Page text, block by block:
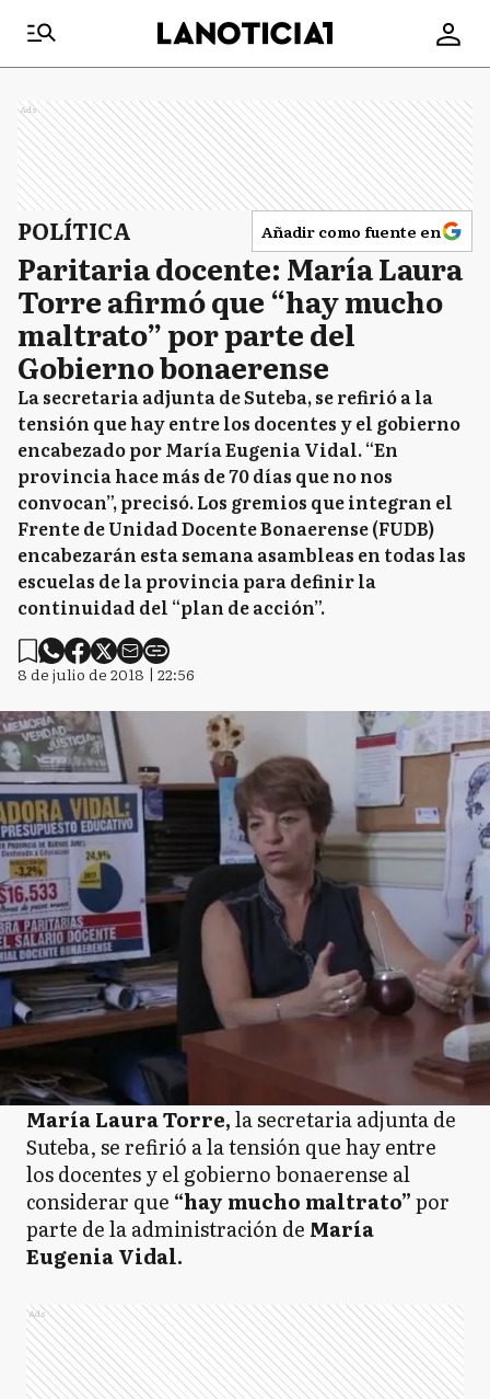
Ads
POLÍTICA Añadir como fuente en
Paritaria docente: María Laura
Torre afirmó que “hay mucho
maltrato” por parte del
Gobierno bonaerense
La secretaria adjunta de Suteba, se refirió a la
tensión que hay entre los docentes y el gobierno
encabezado por María Eugenia Vidal. “En
provincia hace más de 70 días que no nos
convocan”, precisó. Los gremios que integran el
Frente de Unidad Docente Bonaerense (FUDB)
encabezarán esta semana asambleas en todas las
escuelas de la provincia para definir la
continuidad del “plan de acción”.
8 de julio de 2018 | 22:56
María Laura Torre,la secretaria adjunta de
Suteba, se refirió a la tensión que hay entre
los docentes y el gobierno bonaerense al
considerar que “hay mucho maltrato”por
parte de la administración de María
Eugenia Vidal.
Ads